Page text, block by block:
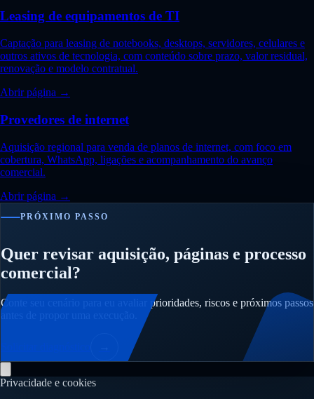
Leasing de equipamentos de TI
Captação para leasing de notebooks, desktops, servidores, celulares e
outros ativos de tecnologia, com conteúdo sobre prazo, valor residual,
renovação e modelo contratual.
Abrir página →
Provedores de internet
Aquisição regional para venda de planos de internet, com foco em
cobertura, WhatsApp, ligações e acompanhamento do avanço
comercial.
Abrir página →
PRÓXIMO PASSO
Quer revisar aquisição, páginas e processo
comercial?
Conte seu cenário para eu avaliar prioridades, riscos e próximos passos
Privacidade e cookies